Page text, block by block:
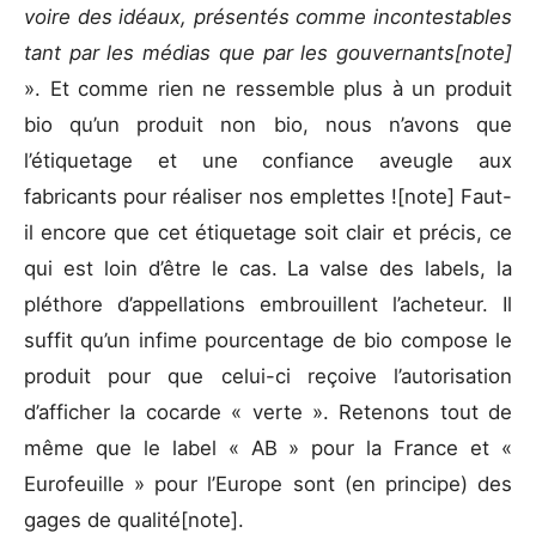
voire des idéaux, présentés comme incontestables
tant par les médias que par les gouvernants[note]
». Et comme rien ne ressemble plus à un produit
bio qu’un produit non bio, nous n’avons que
l’étiquetage et une confiance aveugle aux
fabricants pour réaliser nos emplettes ![note] Faut-
il encore que cet étiquetage soit clair et précis, ce
qui est loin d’être le cas. La valse des labels, la
pléthore d’appellations embrouillent l’acheteur. Il
suffit qu’un infime pourcentage de bio compose le
produit pour que celui-ci reçoive l’autorisation
d’afficher la cocarde « verte ». Retenons tout de
même que le label « AB » pour la France et «
Eurofeuille » pour l’Europe sont (en principe) des
gages de qualité[note].